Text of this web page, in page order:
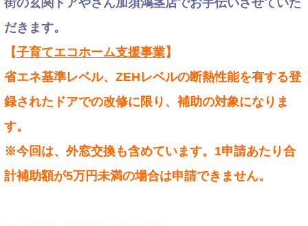
だきます。
【子育てエコホーム支援事業】
省エネ基準レベル、ZEHレベルの断熱性能を有する登
録されたドアでの改修に限り、補助の対象になりま
す。
※今回は、外窓交換も含めています。1申請あたり合
計補助額が5万円未満の場合は申請できません。